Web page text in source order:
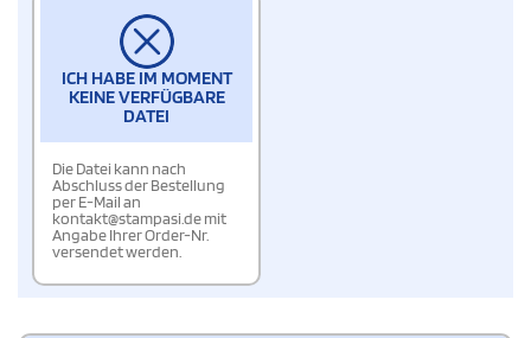
ICH HABE IM MOMENT
KEINE VERFÜGBARE
DATEI
Die Datei kann nach
Abschluss der Bestellung
per E-Mail an
kontakt@stampasi.de mit
Angabe Ihrer Order-Nr.
versendet werden.